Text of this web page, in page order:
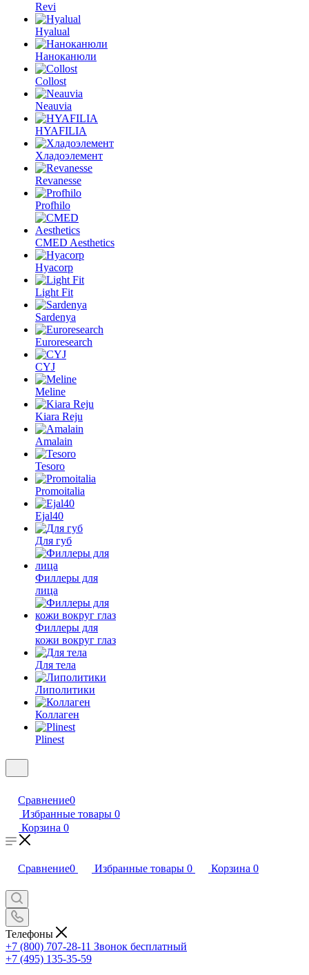
Revi
Hyalual
Наноканюли
Collost
Neauvia
HYAFILIA
Хладоэлемент
Revanesse
Profhilo
CMED Aesthetics
Hyacorp
Light Fit
Sardenya
Euroresearch
CYJ
Meline
Kiara Reju
Amalain
Tesoro
Promoitalia
Ejal40
Для губ
Филлеры для
лица
Филлеры для
кожи вокруг глаз
Для тела
Липолитики
Коллаген
Plinest
Сравнение0
Избранные товары 0
Корзина 0
Сравнение0 Избранные товары 0 Корзина 0
Телефоны
+7 (800) 707-28-11 Звонок бесплатный
+7 (495) 135-35-59